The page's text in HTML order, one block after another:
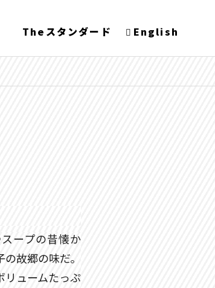
Theスタンダード English
ープの昔懐か
故郷の味だ。
リュームたっぷ